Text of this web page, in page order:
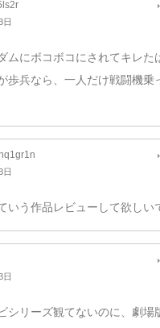
日
ムにボコボコにされてキレた
歩兵なら、一人だけ戦闘機乗
日
いう作品レビューして欲しい
日
シリーズ観てないのに、劇場